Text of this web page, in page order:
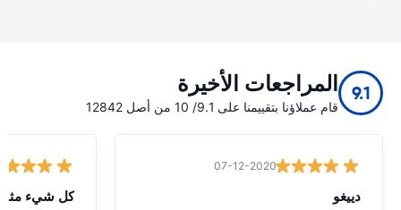
9.1 المراجعات الأخيرة
قام عملاؤنا بتقييمنا على 9.1/ 10 من أصل 12842
07-12-2020
دييغو كل شيء